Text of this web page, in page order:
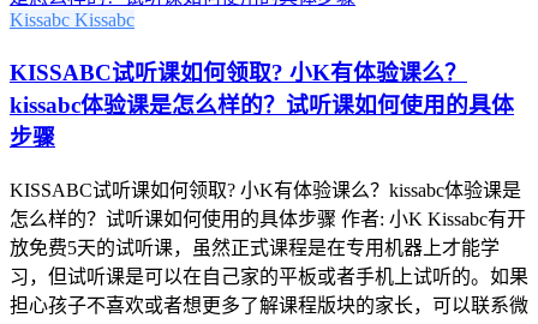
Kissabc Kissabc
KISSABC试听课如何领取? 小K有体验课么？
kissabc体验课是怎么样的？试听课如何使用的具体
步骤
KISSABC试听课如何领取? 小K有体验课么？kissabc体验课是
怎么样的？试听课如何使用的具体步骤 作者: 小K Kissabc有开
放免费5天的试听课，虽然正式课程是在专用机器上才能学
习，但试听课是可以在自己家的平板或者手机上试听的。如果
担心孩子不喜欢或者想更多了解课程版块的家长，可以联系微